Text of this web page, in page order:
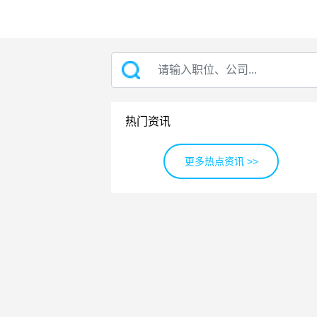
热门资讯
更多热点资讯 >>